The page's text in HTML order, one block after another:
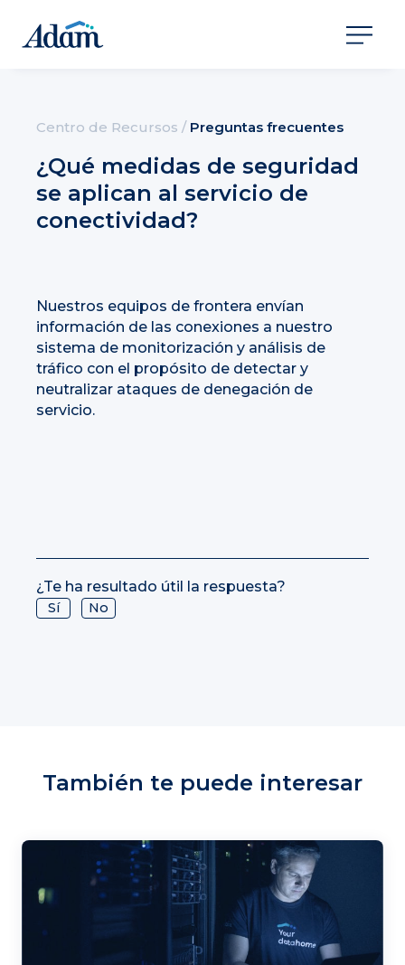
Centro de Recursos / Preguntas frecuentes
¿Qué medidas de seguridad
se aplican al servicio de
conectividad?
Nuestros equipos de frontera envían
información de las conexiones a nuestro
sistema de monitorización y análisis de
tráfico con el propósito de detectar y
neutralizar ataques de denegación de
servicio.
¿Te ha resultado útil la respuesta?
Sí No
También te puede interesar